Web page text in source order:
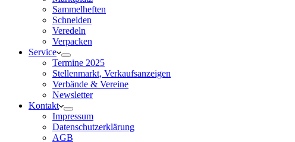
Sammelheften
Schneiden
Veredeln
Verpacken
Service
Termine 2025
Stellenmarkt, Verkaufsanzeigen
Verbände & Vereine
Newsletter
Kontakt
Impressum
Datenschutzerklärung
AGB